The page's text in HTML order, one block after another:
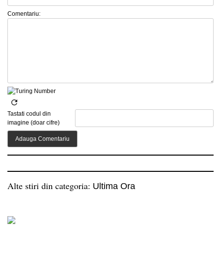
Comentariu:
Tastati codul din
imagine (doar cifre)
Alte stiri din categoria: Ultima Ora